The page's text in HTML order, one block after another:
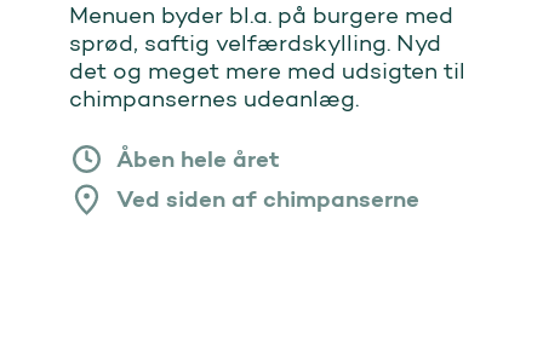
Menuen byder bl.a. på burgere med
sprød, saftig velfærdskylling. Nyd
det og meget mere med udsigten til
chimpansernes udeanlæg.
Åben hele året
Ved siden af chimpanserne